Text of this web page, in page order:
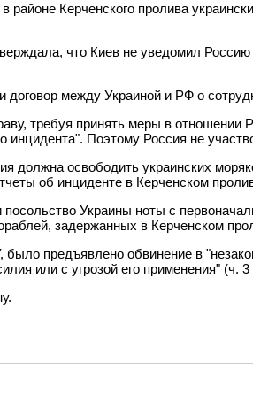
районе Керченского пролива
что Киев не уведомил
между Украиной и РФ о
требуя принять меры в отношении
инцидента". Поэтому Россия не
должна освободить украинских
об инциденте в Керченском
Украины ноты с
задержанных в Керченском
предъявлено обвинение в
или с угрозой его применения" (ч.